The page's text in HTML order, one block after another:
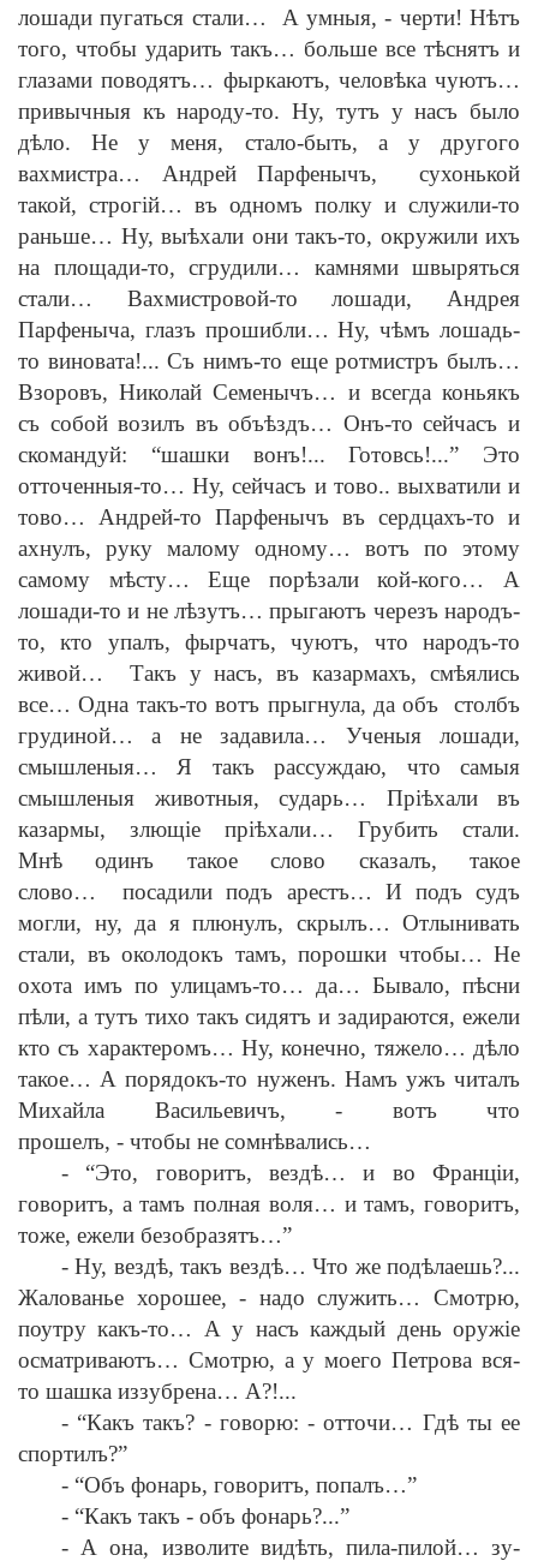
лошади пугаться стали… А умныя,- черти! Нѣтъ
того, чтобы ударить такъ… больше все тѣснятъ и
глазами поводятъ… фыркаютъ, человѣка чуютъ…
привычныя къ народу-то. Ну, тутъ у насъ было
дѣло. Не у меня, стало-быть, а у другого
вахмистра… Андрей Парфенычъ, сухонькой
такой, строгiй… въ одномъ полку и служили-то
раньше… Ну, выѣхали они такъ-то, окружили ихъ
на площади-то, сгрудили… камнями швыряться
стали… Вахмистровой-то лошади, Андрея
Парфеныча, глазъ прошибли… Ну, чѣмъ лошадь-
то виновата!... Съ нимъ-то еще ротмистръ былъ…
Взоровъ, Николай Семенычъ… и всегда коньякъ
съ собой возилъ въ объѣздъ… Онъ-то сейчасъ и
скомандуй: “шашки вонъ!... Готовсь!...” Это
отточенныя-то… Ну, сейчасъ и тово.. выхватили и
тово… Андрей-то Парфенычъ въ сердцахъ-то и
ахнулъ, руку малому одному… вотъ по этому
самому мѣсту… Еще порѣзали кой-кого… А
лошади-то и не лѣзутъ… прыгаютъ черезъ народъ-
то, кто упалъ, фырчатъ, чуютъ, что народъ-то
живой… Такъ у насъ, въ казармахъ, смѣялись
все… Одна такъ-то вотъ прыгнула, да объ столбъ
грудиной… а не задавила… Ученыя лошади,
смышленыя… Я такъ рассуждаю, что самыя
смышленыя животныя, сударь… Прiѣхали въ
казармы, злющiе прiѣхали… Грубить стали.
Мнѣ одинъ такое слово сказалъ, такое
слово… посадили подъ арестъ… И подъ судъ
могли, ну, да я плюнулъ, скрылъ… Отлынивать
стали, въ околодокъ тамъ, порошки чтобы… Не
охота имъ по улицамъ-то… да… Бывало, пѣсни
пѣли, а тутъ тихо такъ сидятъ и задираются, ежели
кто съ характеромъ… Ну, конечно, тяжело… дѣло
такое… А порядокъ-то нуженъ. Намъ ужъ читалъ
Михайла Васильевичъ, - вотъ что
прошелъ, - чтобы не сомнѣвались…
- “Это, говоритъ, вездѣ… и во Францiи,
говоритъ, а тамъ полная воля… и тамъ, говоритъ,
тоже, ежели безобразятъ…”
- Ну, вездѣ, такъ вездѣ… Что же подѣлаешь?...
Жалованье хорошее,- надо служить… Смотрю,
поутру какъ-то… А у насъ каждый день оружiе
осматриваютъ… Смотрю, а у моего Петрова вся-
то шашка иззубрена… А?!...
- “Какъ такъ? -говорю:- отточи… Гдѣты ее
спортилъ?”
- “Объ фонарь, говоритъ, попалъ…”
- “Какъ такъ - объ фонарь?...”
- А она, изволите видѣть, пила-пилой… зу-